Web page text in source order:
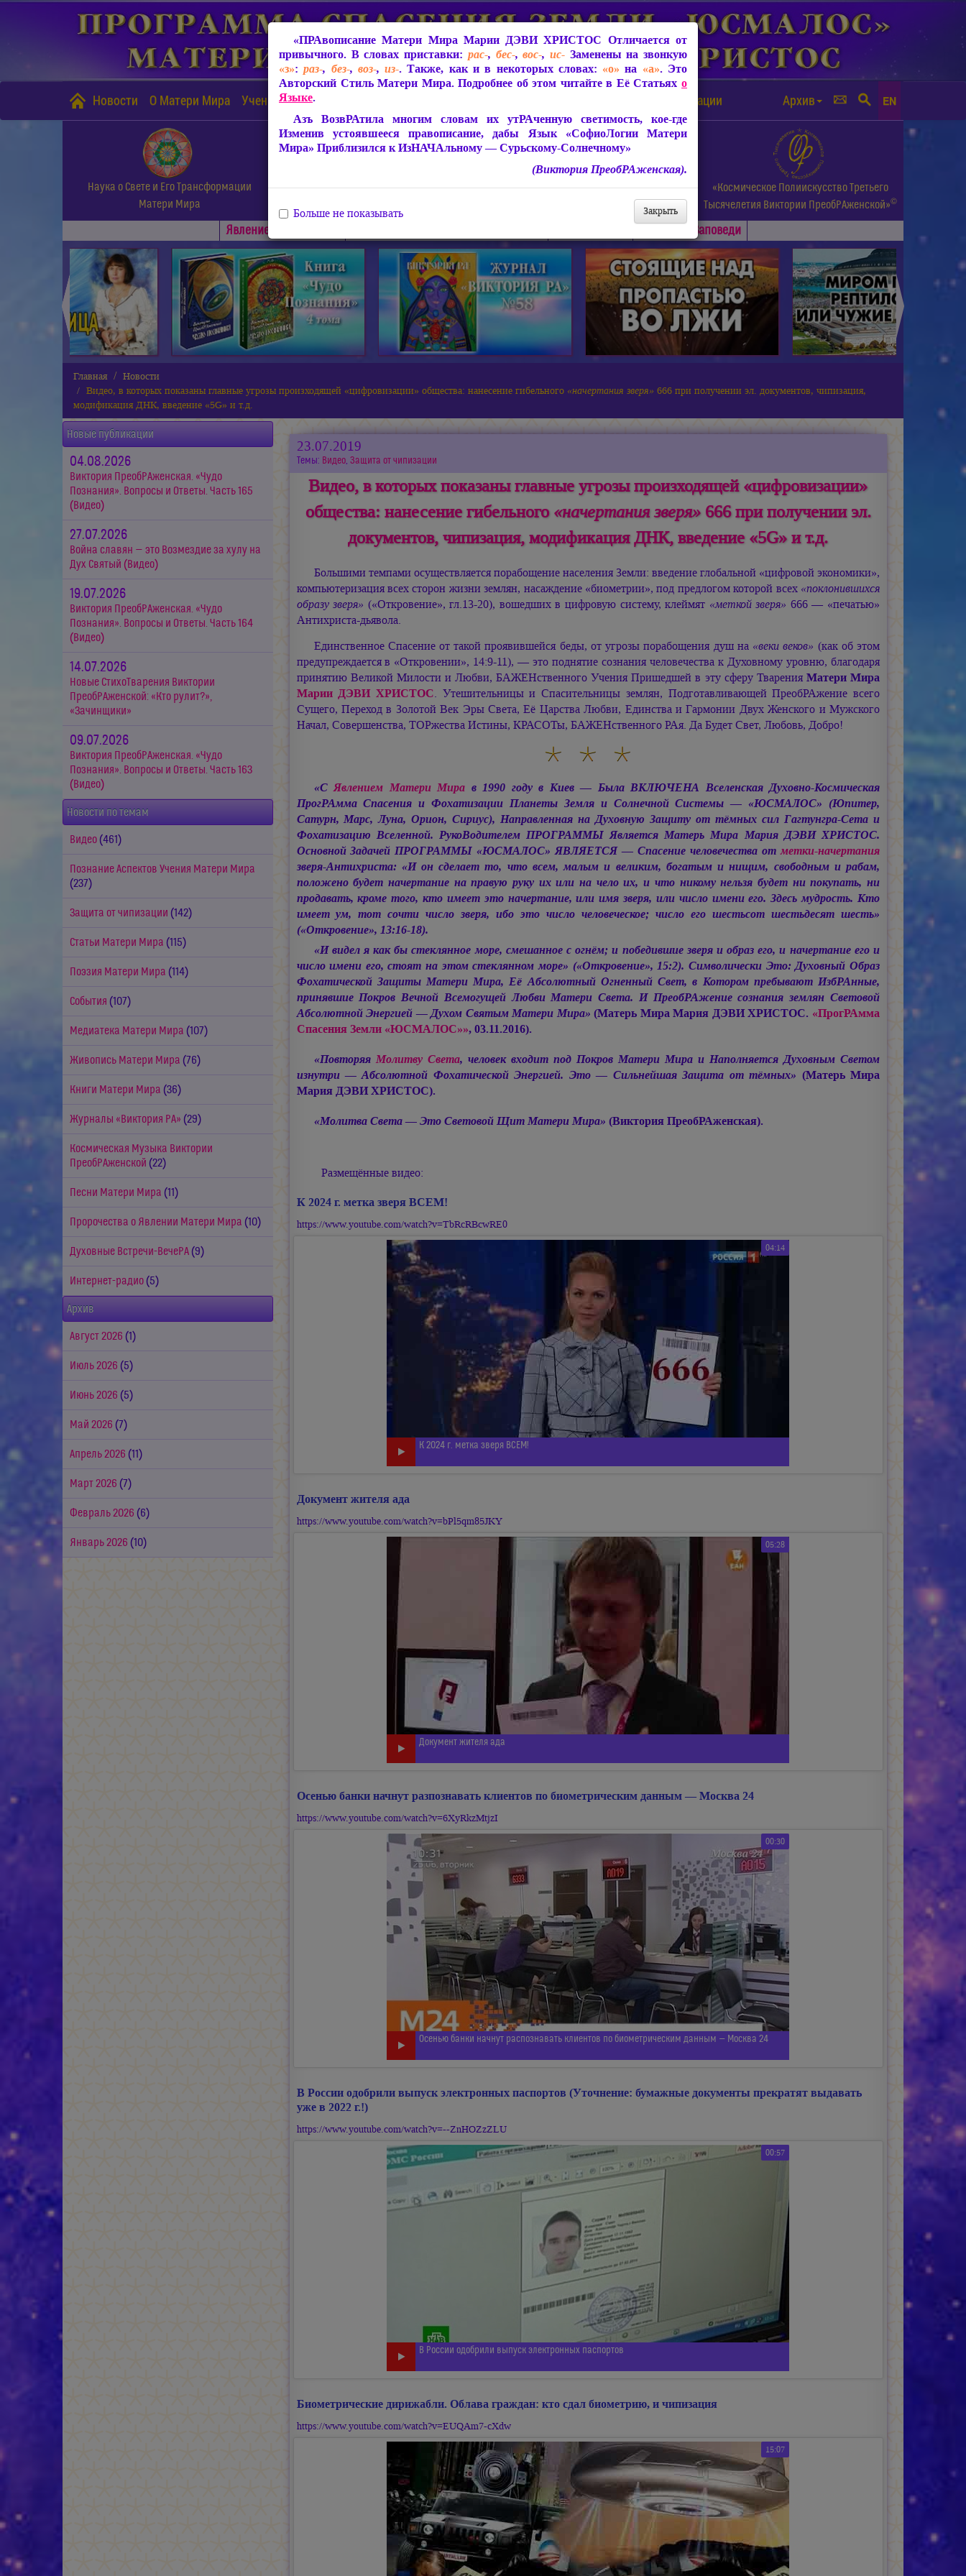
Новости О Матери Мира Учение Матери Мира Защита от чипизации Архив EN
Наука о Свете и Его Трансформации
Матери Мира
СофиоЛогия Матери Мира
Живое Слово Матери Мира.
Статьи, Книги, Видео, Аудио и др.
«Космическое Полиискусство Третьего
Тысячелетия Виктории ПреобРАженской»©
Явлениe Матери Мира Заповеди
◄ ►
Главная
Новости
Видео, в которых показаны главные угрозы произходящей «цифровизации» общества: нанесение гибельного «начертания зверя» 666 при получении эл. документов, чипизация,
модификация ДНК, введение «5G» и т.д.
Новые публикации
04.08.2026
Виктория ПреобРАженская. «Чудо
Познания». Вопросы и Ответы. Часть 165
(Видео)
27.07.2026
Война славян — это Возмездие за хулу на
Дух Святый (Видео)
19.07.2026
Виктория ПреобРАженская. «Чудо
Познания». Вопросы и Ответы. Часть 164
(Видео)
14.07.2026
Новые СтихоТварения Виктории
ПреобРАженской: «Кто рулит?»,
«Зачинщики»
09.07.2026
Виктория ПреобРАженская. «Чудо
Познания». Вопросы и Ответы. Часть 163
(Видео)
Новости по темам
Видео (461)
Познание Аспектов Учения Матери Мира
(237)
Защита от чипизации (142)
Статьи Матери Мира (115)
Поэзия Матери Мира (114)
События (107)
Медиатека Матери Мира (107)
Живопись Матери Мира (76)
Книги Матери Мира (36)
Журналы «Виктория РА» (29)
Космическая Музыка Виктории
ПреобРАженской (22)
Песни Матери Мира (11)
Пророчества о Явлении Матери Мира (10)
Духовные Встречи-ВечеРА (9)
Интернет-радио (5)
Архив
Август 2026 (1)
Июль 2026 (5)
Июнь 2026 (5)
Май 2026 (7)
Апрель 2026 (11)
Март 2026 (7)
Февраль 2026 (6)
Январь 2026 (10)
23.07.2019
Темы: Видео, Защита от чипизации
Видео, в которых показаны главные угрозы произходящей «цифровизации»
общества: нанесение гибельного«начертания зверя»666 при получении эл.
документов, чипизация, модификация ДНК, введение «5G» и т.д.
Большими темпами осуществляется порабощение населения Земли: введение глобальной «цифровой экономики»,
компьютеризация всех сторон жизни землян, насаждение «биометрии», под предлогом которой всех «поклонившихся
образу зверя» («Откровение», гл.13-20), вошедших в цифровую систему, клеймят «меткой зверя» 666 — «печатью»
Антихриста-дьявола.
Единственное Спасение от такой проявившейся беды, от угрозы порабощения душ на «веки веков» (как об этом
предупреждается в «Откровении», 14:9-11), — это поднятие сознания человечества к Духовному уровню, благодаря
принятию Великой Милости и Любви, БАЖЕНственного Учения Пришедшей в эту сферу Тварения Матери Мира
Марии ДЭВИ ХРИСТОС. Утешительницы и Спасительницы землян, Подготавливающей ПреобРАжение всего
Сущего, Переход в Золотой Век Эры Света, Её Царства Любви, Единства и Гармонии Двух Женского и Мужского
Начал, Совершенства, ТОРжества Истины, КРАСОТы, БАЖЕНственного РАя. Да Будет Свет, Любовь, Добро!
«СЯвлением Матери Мира в 1990 году в Киев — Была ВКЛЮЧЕНА Вселенская Духовно-Космическая
ПрогРАмма Спасения и Фохатизации Планеты Земля и Солнечной Системы — «ЮСМАЛОС» (Юпитер,
Сатурн, Марс, Луна, Орион, Сириус), Направленная на Духовную Защиту от тёмных сил Гагтунгра-Сета и
Фохатизацию Вселенной. РукоВодителем ПРОГРАММЫ Является Матерь Мира Мария ДЭВИ ХРИСТОС.
Основной Задачей ПРОГРАММЫ «ЮСМАЛОС» ЯВЛЯЕТСЯ — Спасение человечества отметки-начертания
зверя-Антихриста: «И он сделает то, что всем, малым и великим, богатым и нищим, свободным и рабам,
положено будет начертание на правую руку их или на чело их, и что никому нельзя будет ни покупать, ни
продавать, кроме того, кто имеет это начертание, или имя зверя, или число имени его. Здесь мудрость. Кто
имеет ум, тот сочти число зверя, ибо это число человеческое; число его шестьсот шестьдесят шесть»
(«Откровение», 13:16-18).
«И видел я как бы стеклянное море, смешанное с огнём; и победившие зверя и образ его, и начертание его и
число имени его, стоят на этом стеклянном море» («Откровение», 15:2). Символически Это: Духовный Образ
Фохатической Защиты Матери Мира, Её Абсолютный Огненный Свет, в Котором пребывают ИзбРАнные,
принявшие Покров Вечной Всемогущей Любви Матери Света. И ПреобРАжение сознания землян Световой
Абсолютной Энергией — Духом Святым Матери Мира» (Матерь МираМария ДЭВИ ХРИСТОС. «ПрогРАмма
Спасения Земли «ЮСМАЛОС»», 03.11.2016).
«Повторяя Молитву Света, человек входит под Покров Матери Мира и Наполняется Духовным Светом
изнутри — Абсолютной Фохатической Энергией. Это — Сильнейшая Защита от тёмных» (Матерь Мира
Мария ДЭВИ ХРИСТОС).
«Молитва Света — Это Световой Щит Матери Мира» (Виктория ПреобРАженская).
Размещённые видео:
К 2024 г. метка зверя ВСЕМ!
https://www.youtube.com/watch?v=TbRcRBcwRE0
04:14
К 2024 г. метка зверя ВСЕМ!
Документ жителя ада
https://www.youtube.com/watch?v=bPl5qm85JKY
05:28
Документ жителя ада
Осенью банки начнут разпознавать клиентов по биометрическим данным — Москва 24
https://www.youtube.com/watch?v=6XyRkzMtjzI
00:30
Осенью банки начнут распознавать клиентов по биометрическим данным — Москва 24
В России одобрили выпуск электронных паспортов (Уточнение: бумажные документы прекратят выдавать
уже в 2022 г.!)
https://www.youtube.com/watch?v=--ZnHOZzZLU
00:57
В России одобрили выпуск электронных паспортов
Биометрические дирижабли. Облава граждан: кто сдал биометрию, и чипизация
https://www.youtube.com/watch?v=EUQAm7-cXdw
15:07
«ПРАвописание Матери Мира Марии ДЭВИ ХРИСТОС Отличается от
привычного. В словах приставки: рас-, бес-,вос-, ис-Заменены на звонкую
«з»:раз-, без-, воз-,из-. Также, как и в некоторых словах: «о» на «а». Это
Авторский Стиль Матери Мира. Подробнее об этом читайте в Её Статьях о
Языке.
Азъ ВозвРАтила многим словам их утРАченную светимость, кое-где
Изменив устоявшееся правописание, дабы Язык «СофиоЛогии Матери
Мира» Приблизился к ИзНАЧАльному — Сурьскому-Солнечному»
(Виктория ПреобРАженская).
Закрыть
Больше не показывать